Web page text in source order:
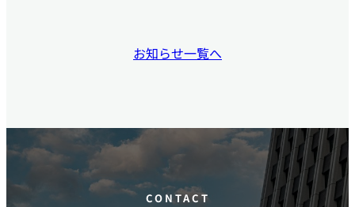
お知らせ一覧へ
CONTACT